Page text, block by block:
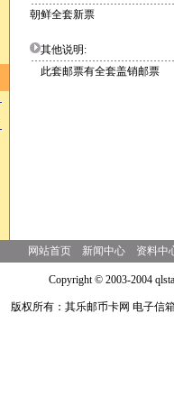
朝鲜全套新票
其他说明:
此套邮票有全套盖销邮票
网站首页 新闻中心 资料中
Copyright © 2003-2004
版权所有：其乐邮币卡网 电子信